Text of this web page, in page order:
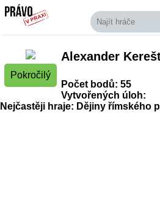
Pokročilý
Alexander
Počet bodů: 55
Vytvořených úloh:
Nejčastěji hraje: Dějiny římského